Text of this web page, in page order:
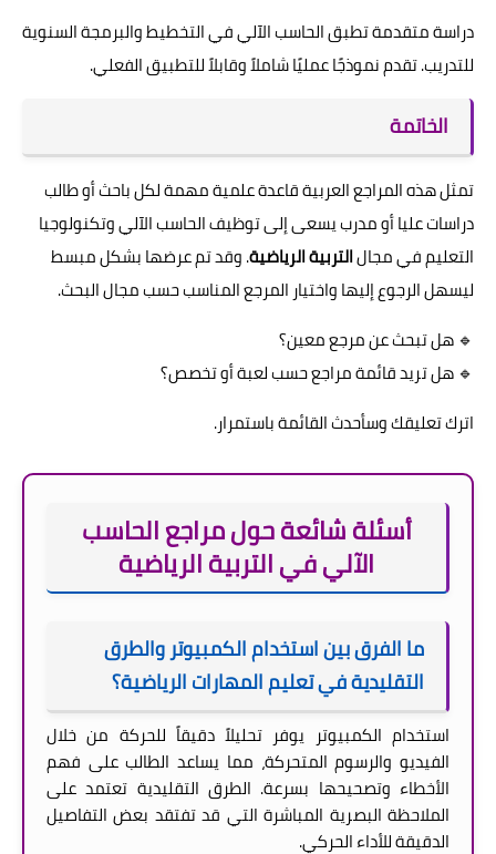
دراسة متقدمة تطبق الحاسب الآلي في التخطيط والبرمجة السنوية
للتدريب. تقدم نموذجًا عمليًا شاملاً وقابلاً للتطبيق الفعلي.
الخاتمة
تمثل هذه المراجع العربية قاعدة علمية مهمة لكل باحث أو طالب
دراسات عليا أو مدرب يسعى إلى توظيف الحاسب الآلي وتكنولوجيا
التعليم في مجالالتربية الرياضية. وقد تم عرضها بشكل مبسط
ليسهل الرجوع إليها واختيار المرجع المناسب حسب مجال البحث.
🔹 هل تبحث عن مرجع معين؟
🔹 هل تريد قائمة مراجع حسب لعبة أو تخصص؟
اترك تعليقك وسأحدث القائمة باستمرار.
أسئلة شائعة حول مراجع الحاسب
الآلي في التربية الرياضية
ما الفرق بين استخدام الكمبيوتر والطرق
التقليدية في تعليم المهارات الرياضية؟
استخدام الكمبيوتر يوفر تحليلاً دقيقاً للحركة من خلال
الفيديو والرسوم المتحركة، مما يساعد الطالب على فهم
الأخطاء وتصحيحها بسرعة. الطرق التقليدية تعتمد على
الملاحظة البصرية المباشرة التي قد تفتقد بعض التفاصيل
الدقيقة للأداء الحركي.